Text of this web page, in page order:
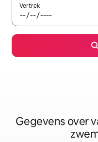
Vertrek
Gegevens over